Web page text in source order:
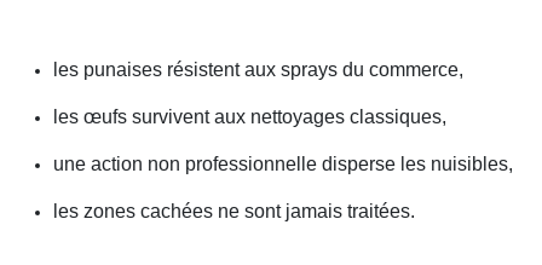
les punaises résistent aux sprays du commerce,
les œufs survivent aux nettoyages classiques,
une action non professionnelle disperse les nuisibles,
les zones cachées ne sont jamais traitées.